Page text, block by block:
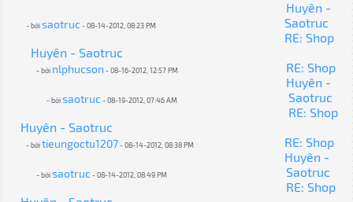
Huyên -
Saotruc
- bởisaotruc- 08-14-2012, 08:23 PM
RE: Shop
Huyên - Saotruc
- bởi nlphucson - 08-16-2012, 12:57 PM
RE: Shop
Huyên -
Saotruc
- bởisaotruc- 08-19-2012, 07:46 AM
RE: Shop
Huyên - Saotruc
- bởitieungoctu1207 - 08-14-2012, 08:38 PM
RE: Shop
Huyên -
Saotruc
- bởisaotruc- 08-14-2012, 08:49 PM
RE: Shop